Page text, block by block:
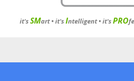
it'sSMart •it'sIntelligent•it'sPRO